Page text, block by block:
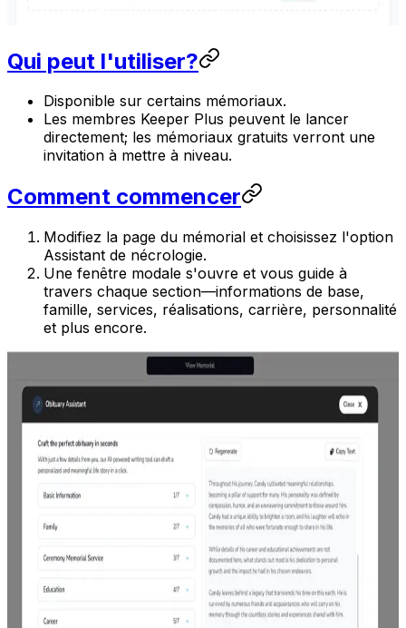
Qui peut l'utiliser?
Disponible sur certains mémoriaux.
Les membres Keeper Plus peuvent le lancer
directement; les mémoriaux gratuits verront une
invitation à mettre à niveau.
Comment commencer
Modifiez la page du mémorial et choisissez l'option
Assistant de nécrologie.
Une fenêtre modale s'ouvre et vous guide à
travers chaque section—informations de base,
famille, services, réalisations, carrière, personnalité
et plus encore.